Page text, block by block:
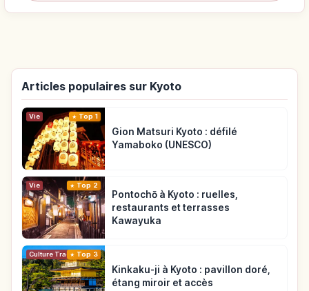
Articles populaires sur Kyoto
Vie Top 1
Gion Matsuri Kyoto : défilé
Yamaboko (UNESCO)
Vie Top 2
Pontochō à Kyoto : ruelles,
restaurants et terrasses
Kawayuka
Culture Traditionnelle
Top 3
Kinkaku-ji à Kyoto : pavillon doré,
étang miroir et accès